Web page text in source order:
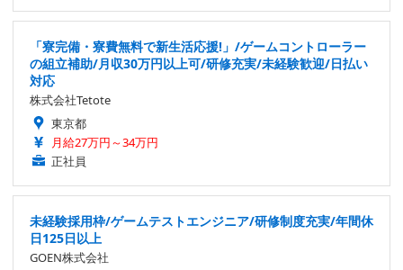
「寮完備・寮費無料で新生活応援!」/ゲームコントローラー
の組立補助/月収30万円以上可/研修充実/未経験歓迎/日払い
対応
株式会社Tetote
東京都
月給27万円～34万円
正社員
未経験採用枠/ゲームテストエンジニア/研修制度充実/年間休
日125日以上
GOEN株式会社